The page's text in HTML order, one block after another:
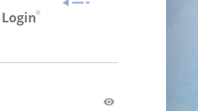
Login